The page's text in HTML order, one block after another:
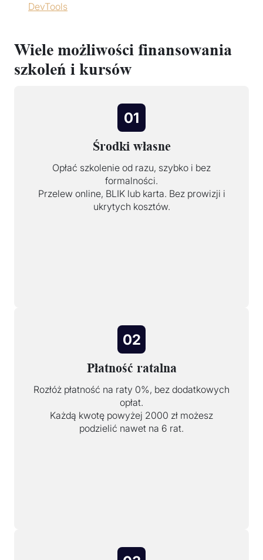
DevTools
Wiele możliwości finansowania
szkoleń i kursów
01
Środki własne
Opłać szkolenie od razu, szybko i bez
formalności.
Przelew online, BLIK lub karta. Bez prowizji i
ukrytych kosztów.
02
Płatność ratalna
Rozłóż płatność na raty 0%, bez dodatkowych
opłat.
Każdą kwotę powyżej 2000 zł możesz
podzielić nawet na 6 rat.